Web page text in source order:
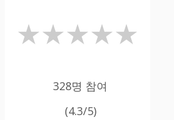
★★★★★
328명 참여
(4.3/5)